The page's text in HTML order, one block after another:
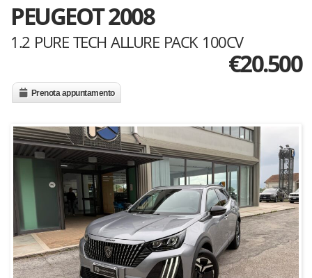
PEUGEOT 2008
1.2 PURE TECH ALLURE PACK 100CV
€20.500
Prenota appuntamento